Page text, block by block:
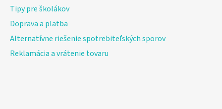
Tipy pre školákov
Doprava a platba
Alternatívne riešenie spotrebiteľských sporov
Reklamácia a vrátenie tovaru